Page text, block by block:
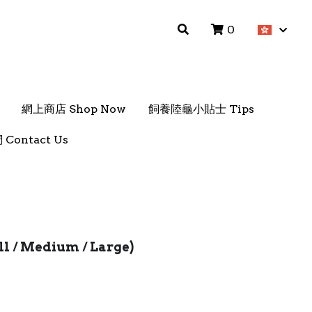
網上商店 Shop Now 飼養陸龜小貼士 Tips
Contact Us
0
網上商店 Shop Now 飼養陸龜小貼士 Tips
Contact Us
0
/ Medium / Large)